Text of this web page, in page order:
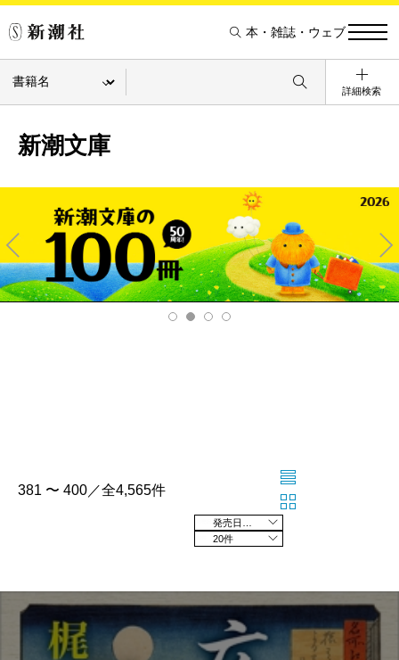
本・雑誌・ウェブ
詳細検索
新潮文庫
Pre
v
Ne
xt
381 〜 400／全4,565件
20件